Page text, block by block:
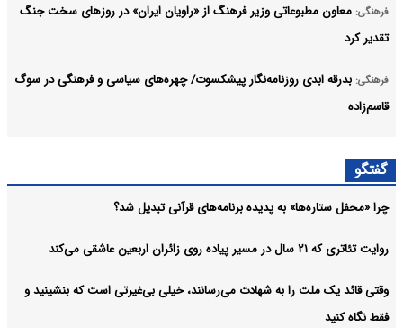
فرهنگی: معاون مطبوعاتی وزیر فرهنگ از «راویان ایران» در روزهای سخت جنگ
تقدیر کرد
فرهنگی: بدرقه ابدی روزنامه‌نگار پیشکسوت/ چهره‌های سیاسی و فرهنگی در سوگ
قاسم‌زاده
رسانه خواهد بود
فرهنگی:
محمد نواب‌زاده با بیش از هفت دهه فعالیت، ردپایی ماندگار در تاریخ
هنرهای نمایشی گذاشت
گفتگو
چرا «محفل ستاره‌ها» به پدیده برنامه‌های قرآنی تبدیل شد؟
روایت تئاتری که ۲۱ سال در مسیر پیاده روی زائران اربعین عاشقی می‌کند
وقتی قائد یک ملت را به شهادت می‌رسانند، خیلی بی‌غیرتی است که بنشینید و
فقط نگاه کنید